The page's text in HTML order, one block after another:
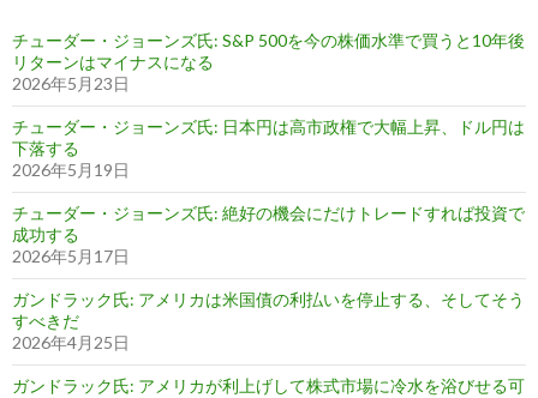
チューダー・ジョーンズ氏: S&P 500を今の株価水準で買うと10年後
リターンはマイナスになる
2026年5月23日
チューダー・ジョーンズ氏: 日本円は高市政権で大幅上昇、ドル円は
下落する
2026年5月19日
チューダー・ジョーンズ氏: 絶好の機会にだけトレードすれば投資で
成功する
2026年5月17日
ガンドラック氏: アメリカは米国債の利払いを停止する、そしてそう
すべきだ
2026年4月25日
ガンドラック氏: アメリカが利上げして株式市場に冷水を浴びせる可